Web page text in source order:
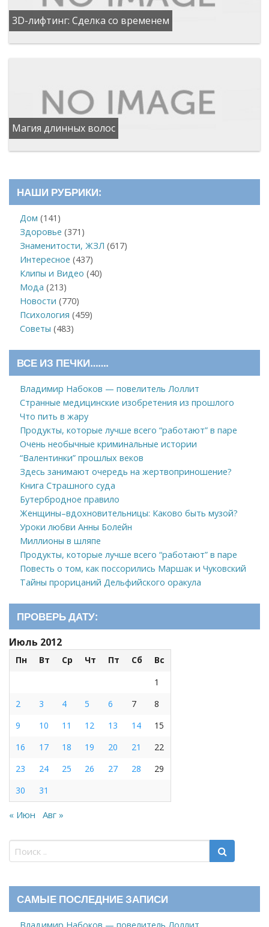
3D-лифтинг: Сделка со временем
Магия длинных волос
НАШИ РУБРИКИ:
Дом (141)
Здоровье (371)
Знаменитости, ЖЗЛ (617)
Интересное (437)
Клипы и Видео (40)
Мода (213)
Новости (770)
Психология (459)
Советы (483)
ВСЕ ИЗ ПЕЧКИ…….
Владимир Набоков — повелитель Лоллит
Странные медицинские изобретения из прошлого
Что пить в жару
Продукты, которые лучше всего “работают” в паре
Очень необычные криминальные истории
“Валентинки” прошлых веков
Здесь занимают очередь на жертвоприношение?
Книга Страшного суда
Бутербродное правило
Женщины–вдохновительницы: Каково быть музой?
Уроки любви Анны Болейн
Миллионы в шляпе
Продукты, которые лучше всего “работают” в паре
Повесть о том, как поссорились Маршак и Чуковский
Тайны прорицаний Дельфийского оракула
ПРОВЕРЬ ДАТУ:
Июль 2012
Пн Вт Ср Чт Пт Сб
Вс
1
2
3 4 5 6 7
8
9
10 11 12 13 14
15
16
17 18 19 20 21
22
23
24 25 26 27 28
29
30
31
« Июн Авг »
САМЫЕ ПОСЛЕДНИЕ ЗАПИСИ